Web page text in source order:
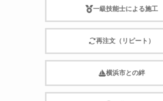
一級技能士による施工
再注文（リピート）
横浜市との絆